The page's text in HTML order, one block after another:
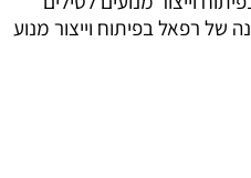
של רפאל בפיתוח וייצור מנוע